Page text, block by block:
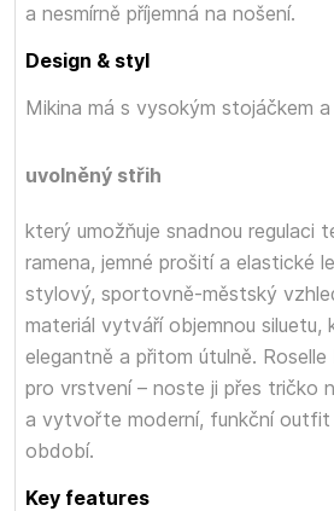
a nesmírně příjemná na nošení.
Design & styl
Mikina má
uvolněný střih
s vysokým stojáčkem
který umožňuje snadnou regulaci
ramena, jemné prošití a elastické
stylový, sportovně-městský
materiál vytváří objemnou siluetu,
elegantně a přitom útulně.
pro vrstvení – noste ji přes tričko
a vytvořte moderní, funkční outfit
období.
Key features